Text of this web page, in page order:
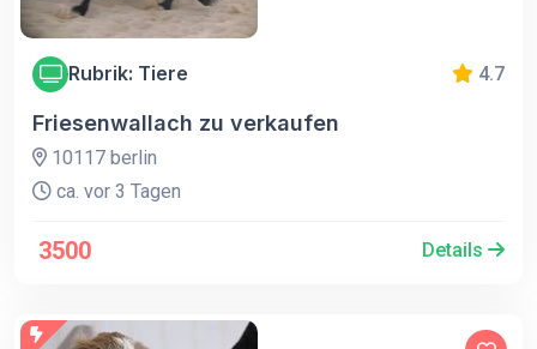
Rubrik: Tiere 4.7
Friesenwallach zu verkaufen
10117 berlin
ca. vor 3 Tagen
3500 Details